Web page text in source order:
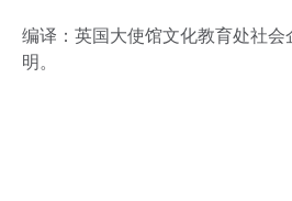
编译：英国大使馆文化教育处社会
明。